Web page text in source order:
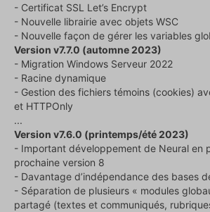
- Certificat SSL Let’s Encrypt
- Nouvelle librairie avec objets WSC
- Nouvelle façon de gérer les variables
Version v7.7.0 (automne 2023)
- Migration Windows Serveur 2022
- Racine dynamique
- Gestion des fichiers témoins (cookies)
et HTTPOnly
...
Version v7.6.0 (printemps/été 2023)
- Important développement de Neural en
prochaine version 8
- Davantage d’indépendance des bases
- Séparation de plusieurs « modules
partagé (textes et communiqués,